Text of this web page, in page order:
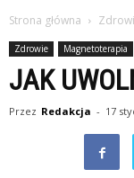
Strona główna
Zdrowie Magnetoterapia
JAK
Przez Redakcja - 17